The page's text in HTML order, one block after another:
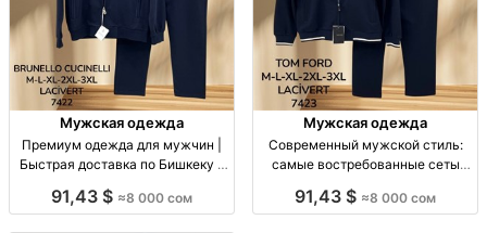
Мужская одежда
Премиум одежда для мужчин |
Быстрая доставка по Бишкеку и
одежда для мужчин, доставка по
91,43 $ ≈8 000 сом
Мужская одежда
Современный мужской стиль:
самые востребованные сеты
Матовая текстура, Haki и
91,43 $ ≈8 000 сом